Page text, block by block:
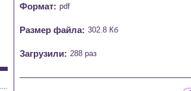
Формат: pdf
Размер файла: 302.8 Кб
Загрузили: 288 раз